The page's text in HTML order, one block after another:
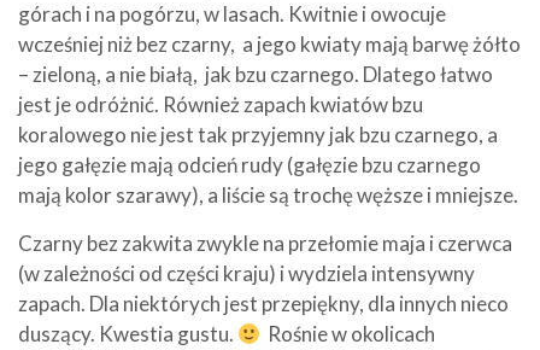
górach i na pogórzu, w lasach. Kwitnie i owocuje
wcześniej niż bez czarny, a jego kwiaty mają barwę żółto
– zieloną, a nie białą, jak bzu czarnego. Dlatego łatwo
jest je odróżnić. Również zapach kwiatów bzu
koralowego nie jest tak przyjemny jak bzu czarnego, a
jego gałęzie mają odcień rudy (gałęzie bzu czarnego
mają kolor szarawy), a liście są trochę węższe i mniejsze.
Czarny bez zakwita zwykle na przełomie maja i czerwca
(w zależności od części kraju) i wydziela intensywny
zapach. Dla niektórych jest przepiękny, dla innych nieco
duszący. Kwestia gustu.
Rośnie w okolicach